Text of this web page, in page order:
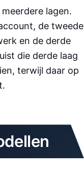
lagen.
de tweede
en de derde
die derde laag
terwijl daar op